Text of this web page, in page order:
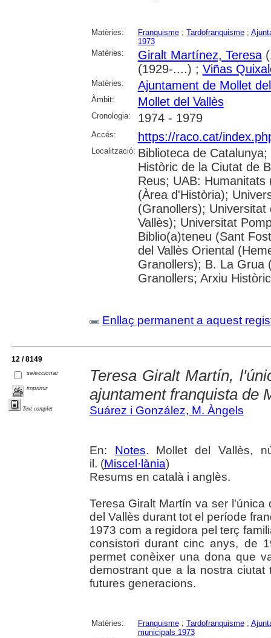
Matèries: Franquisme; Tardofranquisme;
1973
Matèries:
Giralt Martínez, Teresa
(1929-....) ; Viñas
Matèries: Ajuntament de Mollet
Àmbit: Mollet del Vallès
Cronologia: 1974 - 1979
Accés: https://raco.cat/
Localització: Biblioteca de
Històric de la Ciutat de
Reus; UAB:
(Àrea d'Història);
(Granollers);
Vallès); Universitat
Biblio(a)teneu (Sant
del Vallès Oriental
Granollers); B. La Grua
Granollers; Arxiu
Enllaç permanent a aquest
12 / 8149
seleccionar
imprimir
Text complet
Teresa Giralt Martín,
ajuntament franquista de
Suárez i González, M. Àngels
En: Notes. Mollet del Vallès,
il. (Miscel·lània)
Resums en català i anglès.
Teresa Giralt Martín va ser
del Vallès durant tot el període
1973 com a regidora pel terç
consistori durant cinc anys, de
permet conèixer una dona que
demostrant que a la nostra
futures generacions.
Matèries: Franquisme; Tardofranquisme;
municipals 1973